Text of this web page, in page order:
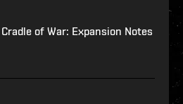
Cradle of War: Expansion Notes